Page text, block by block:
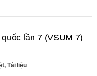
lần 7 (VSUM 7)
, Tài liệu